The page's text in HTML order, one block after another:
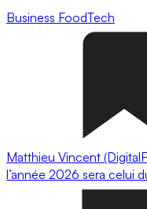
Business FoodTech
Matthieu Vincent
l’année 2026 sera celui